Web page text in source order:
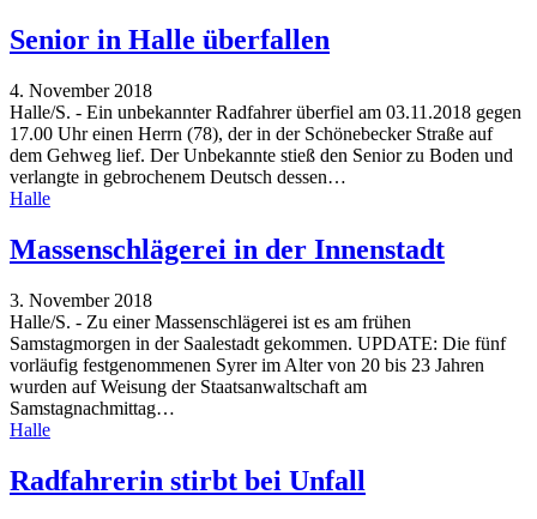
Senior in Halle überfallen
4. November 2018
Halle/S. - Ein unbekannter Radfahrer überfiel am 03.11.2018 gegen
17.00 Uhr einen Herrn (78), der in der Schönebecker Straße auf
dem Gehweg lief. Der Unbekannte stieß den Senior zu Boden und
verlangte in gebrochenem Deutsch dessen…
Halle
Massenschlägerei in der Innenstadt
3. November 2018
Halle/S. - Zu einer Massenschlägerei ist es am frühen
Samstagmorgen in der Saalestadt gekommen. UPDATE: Die fünf
vorläufig festgenommenen Syrer im Alter von 20 bis 23 Jahren
wurden auf Weisung der Staatsanwaltschaft am
Samstagnachmittag…
Halle
Radfahrerin stirbt bei Unfall